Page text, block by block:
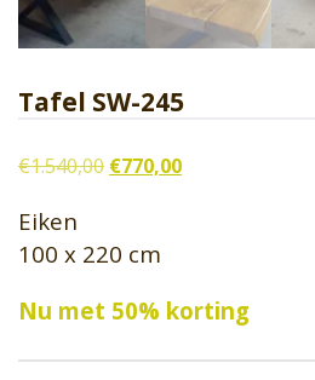
Tafel SW-245
€1.540,00 Oorspronkelijke
€1.540,00.
€770,00Huidige
Eiken
100 x 220 cm
Nu met 50% korting